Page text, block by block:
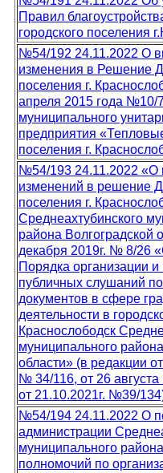
Правил
городского поселения
№54/192 24.11.2022 О
изменения в Решение
поселения г.
апреля 2015 года №10/
муниципального
предприятия
поселения г.
№54/193 24.11.2022 «О
изменений в решение
поселения г.
Среднеахтубинского
района Волгоградской
декабря 2019г. № 8/26
Порядка организации
публичных слушаний
документов в сфере
деятельности в
Краснослободск
муниципального
области» (в редакции
№ 34/116, от 26
от 21.10.2021г. №39/
№54/194 24.11.2022 О
администрации
муниципального
полномочий по